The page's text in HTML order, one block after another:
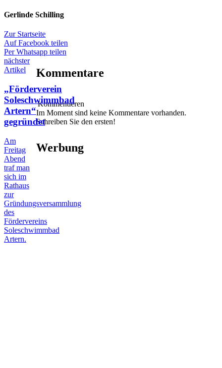
Gerlinde Schilling
Zur Startseite
Auf Facebook teilen
Per Whatsapp teilen
nächster
Artikel
„Förderverein
Soleschwimmbad
Artern“
gegründet
Am
Freitag
Abend
traf man
sich im
Rathaus
zur
Gründungsversammlung
des
Fördervereins
Soleschwimmbad
Artern.
Kommentare
Kommentieren
Im Moment sind keine Kommentare vorhanden.
Schreiben Sie den ersten!
Werbung